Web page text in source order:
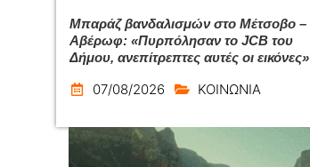
Μπαράζ βανδαλισμών στο Μέτσοβο –
Αβέρωφ: «Πυρπόλησαν το JCB του
Δήμου, ανεπίτρεπτες αυτές οι εικόνες»
07/08/2026 ΚΟΙΝΩΝΙΑ